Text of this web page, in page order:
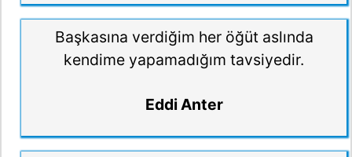
Başkasına verdiğim her öğüt aslında
kendime yapamadığım tavsiyedir.
Eddi Anter